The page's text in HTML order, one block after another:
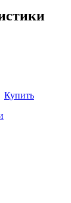
Купить